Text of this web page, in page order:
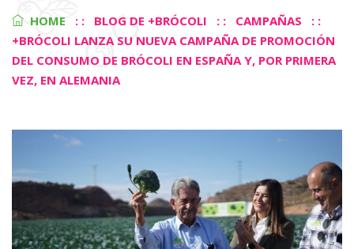
HOME : : BLOG DE +BRÓCOLI : : CAMPAÑAS : :
+BRÓCOLI LANZA SU NUEVA CAMPAÑA DE PROMOCIÓN
DEL CONSUMO DE BRÓCOLI EN ESPAÑA Y, POR PRIMERA
VEZ, EN ALEMANIA